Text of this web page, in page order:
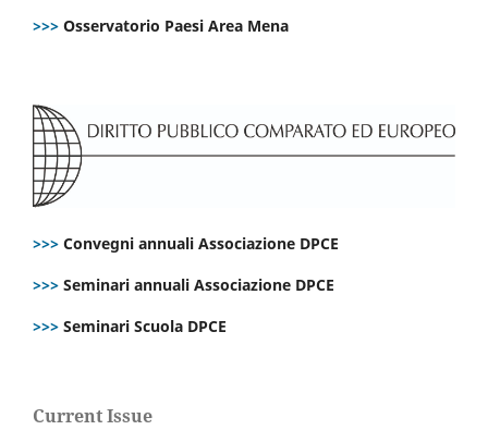
>>> Osservatorio Paesi Area Mena
>>> Convegni annuali Associazione DPCE
>>> Seminari annuali Associazione DPCE
>>> Seminari Scuola DPCE
Current Issue